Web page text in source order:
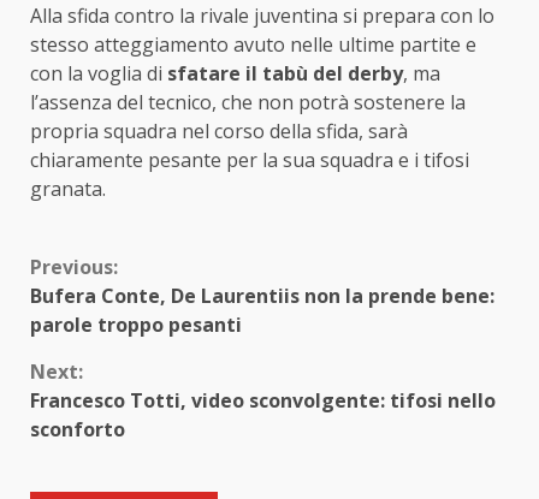
Alla sfida contro la rivale juventina si prepara con lo
stesso atteggiamento avuto nelle ultime partite e
con la voglia di sfatare il tabù del derby, ma
l’assenza del tecnico, che non potrà sostenere la
propria squadra nel corso della sfida, sarà
chiaramente pesante per la sua squadra e i tifosi
granata.
Continue
Reading
Previous:
Bufera Conte, De Laurentiis non la prende bene:
parole troppo pesanti
Next:
Francesco Totti, video sconvolgente: tifosi nello
sconforto